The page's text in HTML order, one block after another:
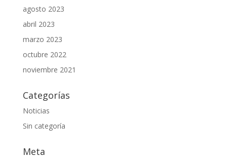
agosto 2023
abril 2023
marzo 2023
octubre 2022
noviembre 2021
Categorías
Noticias
Sin categoría
Meta